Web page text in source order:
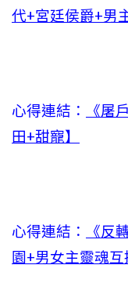
代+宮廷侯爵+男
心得連結：
《屠
田+甜寵】
心得連結：
《反
園+男女主靈魂互